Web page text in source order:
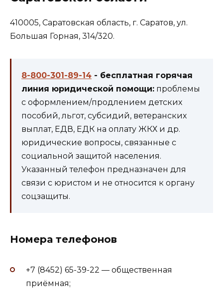
410005, Саратовская область, г. Саратов, ул.
Большая Горная, 314/320.
8-800-301-89-14 - бесплатная горячая
линия юридической помощи: проблемы
с оформлением/продлением детских
пособий, льгот, субсидий, ветеранских
выплат, ЕДВ, ЕДК на оплату ЖКХ и др.
юридические вопросы, связанные с
социальной защитой населения.
Указанный телефон предназначен для
связи с юристом и не относится к органу
соцзащиты.
Номера телефонов
+7 (8452) 65-39-22 — общественная
приёмная;